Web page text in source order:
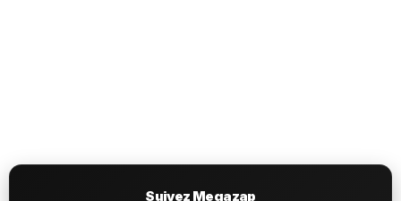
Suivez Megazap